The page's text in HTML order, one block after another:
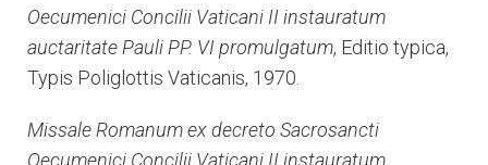
Oecumenici Concilii Vaticani II instauratum
auctaritate Pauli PP. VI promulgatum, Editio typica,
Typis Poliglottis Vaticanis, 1970.
Missale Romanum ex decreto Sacrosancti
Oecumenici Concilii Vaticani II instauratum